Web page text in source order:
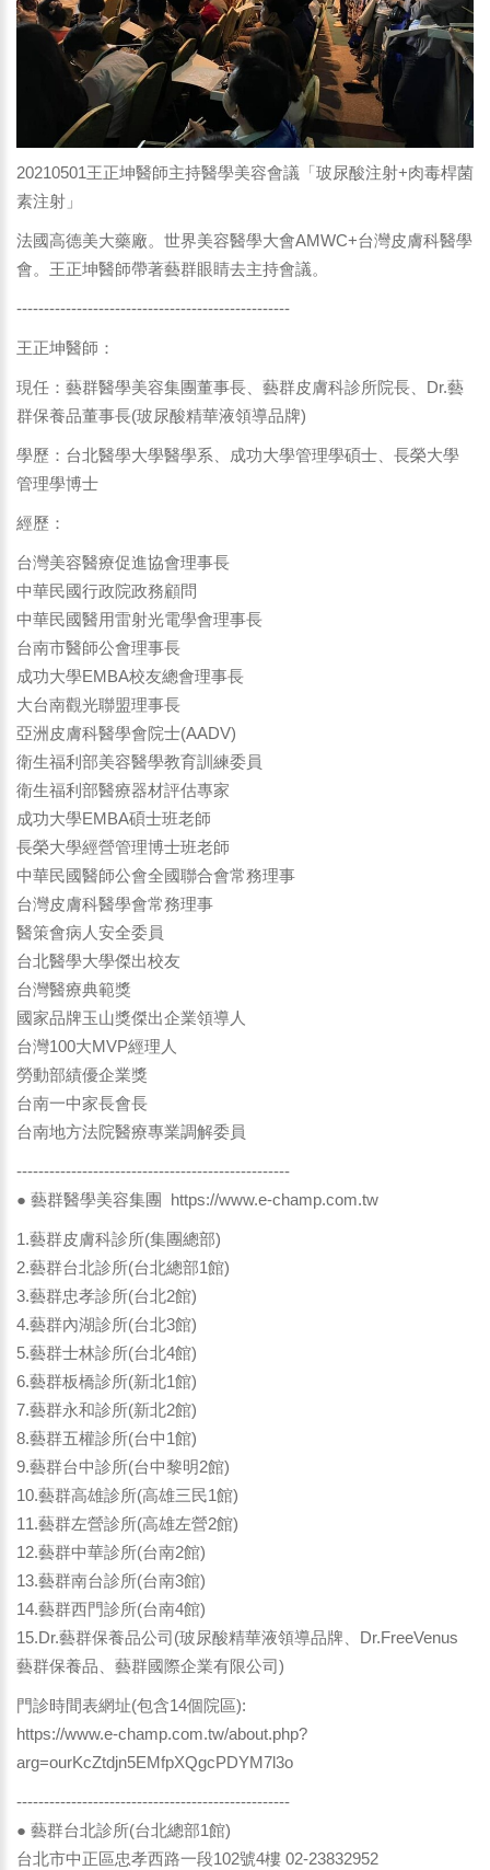
20210501王正坤醫師主持醫學美容會議「玻尿酸注射+肉毒桿菌
素注射」
法國高德美大藥廠。世界美容醫學大會AMWC+台灣皮膚科醫學
會。王正坤醫師帶著藝群眼睛去主持會議。
--------------------------------------------------
王正坤醫師：
現任：藝群醫學美容集團董事長、藝群皮膚科診所院長、Dr.藝
群保養品董事長(玻尿酸精華液領導品牌)
學歷：台北醫學大學醫學系、成功大學管理學碩士、長榮大學
管理學博士
經歷：
台灣美容醫療促進協會理事長
中華民國行政院政務顧問
中華民國醫用雷射光電學會理事長
台南市醫師公會理事長
成功大學EMBA校友總會理事長
大台南觀光聯盟理事長
亞洲皮膚科醫學會院士(AADV)
衛生福利部美容醫學教育訓練委員
衛生福利部醫療器材評估專家
成功大學EMBA碩士班老師
長榮大學經營管理博士班老師
中華民國醫師公會全國聯合會常務理事
台灣皮膚科醫學會常務理事
醫策會病人安全委員
台北醫學大學傑出校友
台灣醫療典範獎
國家品牌玉山獎傑出企業領導人
台灣100大MVP經理人
勞動部績優企業獎
台南一中家長會長
台南地方法院醫療專業調解委員
--------------------------------------------------
● 藝群醫學美容集團 https://www.e-champ.com.tw
1.藝群皮膚科診所(集團總部)
2.藝群台北診所(台北總部1館)
3.藝群忠孝診所(台北2館)
4.藝群內湖診所(台北3館)
5.藝群士林診所(台北4館)
6.藝群板橋診所(新北1館)
7.藝群永和診所(新北2館)
8.藝群五權診所(台中1館)
9.藝群台中診所(台中黎明2館)
10.藝群高雄診所(高雄三民1館)
11.藝群左營診所(高雄左營2館)
12.藝群中華診所(台南2館)
13.藝群南台診所(台南3館)
14.藝群西門診所(台南4館)
15.Dr.藝群保養品公司(玻尿酸精華液領導品牌、Dr.FreeVenus
藝群保養品、藝群國際企業有限公司)
門診時間表網址(包含14個院區):
https://www.e-champ.com.tw/about.php?
arg=ourKcZtdjn5EMfpXQgcPDYM7l3o
--------------------------------------------------
● 藝群台北診所(台北總部1館)
台北市中正區忠孝西路一段102號4樓 02-23832952